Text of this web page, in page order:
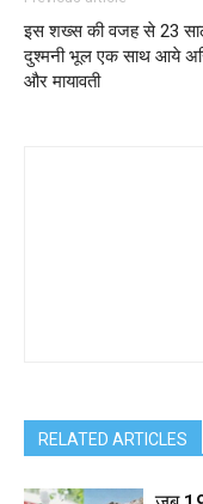
इस शख्स की वजह से 23
दुश्मनी भूल एक साथ आये
और मायावती
RELATED ARTICLES